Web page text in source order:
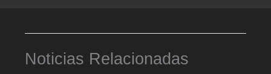
Noticias Relacionadas